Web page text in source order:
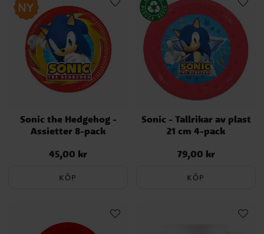
Sonic the Hedgehog -
Assietter 8-pack
Pris:45,00 kr
45,00 kr
KÖP
Sonic - Tallrikar av plast
21 cm 4-pack
Pris:79,00 kr
79,00 kr
KÖP